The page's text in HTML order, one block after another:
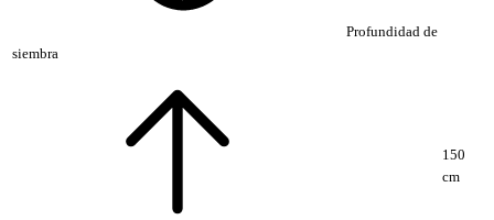
Profundidad de
siembra
150
cm